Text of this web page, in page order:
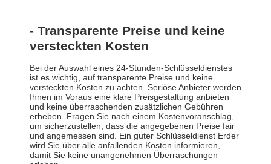
- Transparente Preise und keine
versteckten Kosten
Bei der Auswahl eines 24-Stunden-Schlüsseldienstes
ist es wichtig, auf transparente Preise und keine
versteckten Kosten zu achten. Seriöse Anbieter werden
Ihnen im Voraus eine klare Preisgestaltung anbieten
und keine überraschenden zusätzlichen Gebühren
erheben. Fragen Sie nach einem Kostenvoranschlag,
um sicherzustellen, dass die angegebenen Preise fair
und angemessen sind. Ein guter Schlüsseldienst Erder
wird Sie über alle anfallenden Kosten informieren,
damit Sie keine unangenehmen Überraschungen